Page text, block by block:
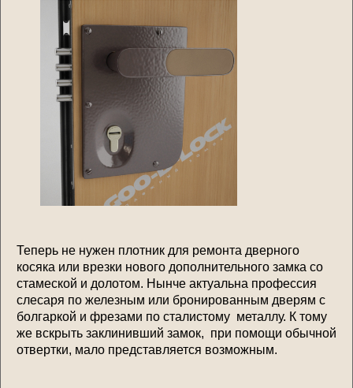
Теперь не нужен плотник для ремонта дверного
косяка или врезки нового дополнительного замка со
стамеской и долотом. Нынче актуальна профессия
слесаря по железным или бронированным дверям с
болгаркой и фрезами по сталистому металлу. К тому
же вскрыть заклинивший замок, при помощи обычной
отвертки, мало представляется возможным.